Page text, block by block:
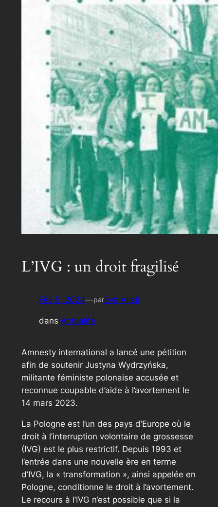
L’IVG : un droit fragilisé
Fév 5, 2024—parEva Allali
dans Actualité
Amnesty international a lancé une pétition
afin de soutenir Justyna Wydrzyńska,
militante féministe polonaise accusée et
reconnue coupable d’aide à l’avortement le
14 mars 2023.
La Pologne est l’un des pays d’Europe où le
droit à l’interruption volontaire de grossesse
(IVG) est le plus restrictif. Depuis 1993 et
l’entrée dans une nouvelle ère en terme
d’IVG, la « transformation », ainsi appelée en
Pologne, conditionne le droit à l’avortement.
Le recours à l’IVG n’est possible que si la